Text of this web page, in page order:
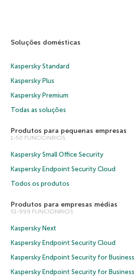
Soluções domésticas
Kaspersky Standard
Kaspersky Plus
Kaspersky Premium
Todas as soluções
Produtos para pequenas empresas
1-50 FUNCIONRIOS
Kaspersky Small Office Security
Kaspersky Endpoint Security Cloud
Todos os produtos
Produtos para empresas médias
51-999 FUNCIONRIOS
Kaspersky Next
Kaspersky Endpoint Security Cloud
Kaspersky Endpoint Security for
Kaspersky Endpoint Security for